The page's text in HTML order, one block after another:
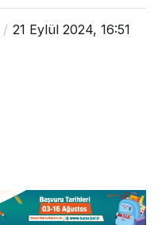
21 Eylül 2024, 16:51